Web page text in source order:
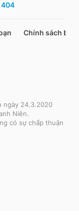
404
Chính sách bảo
ngày 24.3.2020
Niên.
có sự chấp thuận